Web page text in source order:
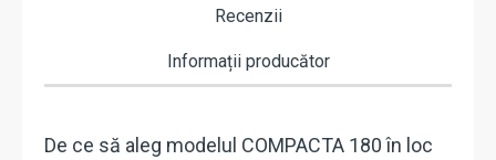
Recenzii
Informații producător
De ce să aleg modelul COMPACTA 180 în loc